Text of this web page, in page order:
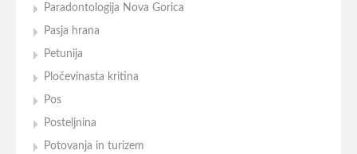
Paradontologija Nova Gorica
Pasja hrana
Petunija
Pločevinasta kritina
Pos
Posteljnina
Potovanja in turizem